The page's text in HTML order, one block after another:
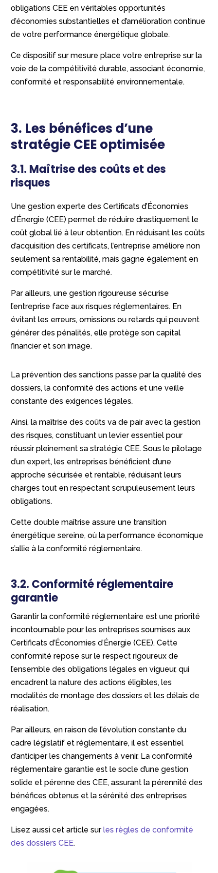
obligations CEE en véritables opportunités
d’économies substantielles et d’amélioration continue
de votre performance énergétique globale.
Ce dispositif sur mesure place votre entreprise sur la
voie de la compétitivité durable, associant économie,
conformité et responsabilité environnementale.
3. Les bénéfices d’une
stratégie CEE optimisée
3.1. Maîtrise des coûts et des
risques
Une gestion experte des Certificats d’Économies
d’Énergie (CEE) permet de réduire drastiquement le
coût global lié à leur obtention. En réduisant les coûts
d’acquisition des certificats, l’entreprise améliore non
seulement sa rentabilité, mais gagne également en
compétitivité sur le marché.
Par ailleurs, une gestion rigoureuse sécurise
l’entreprise face aux risques réglementaires. En
évitant les erreurs, omissions ou retards qui peuvent
générer des pénalités, elle protège son capital
financier et son image.
La prévention des sanctions passe par la qualité des
dossiers, la conformité des actions et une veille
constante des exigences légales.
Ainsi, la maîtrise des coûts va de pair avec la gestion
des risques, constituant un levier essentiel pour
réussir pleinement sa stratégie CEE. Sous le pilotage
d’un expert, les entreprises bénéficient d’une
approche sécurisée et rentable, réduisant leurs
charges tout en respectant scrupuleusement leurs
obligations.
Cette double maîtrise assure une transition
énergétique sereine, où la performance économique
s’allie à la conformité réglementaire.
3.2. Conformité réglementaire
garantie
Garantir la conformité réglementaire est une priorité
incontournable pour les entreprises soumises aux
Certificats d’Économies d’Énergie (CEE). Cette
conformité repose sur le respect rigoureux de
l’ensemble des obligations légales en vigueur, qui
encadrent la nature des actions éligibles, les
modalités de montage des dossiers et les délais de
réalisation.
Par ailleurs, en raison de l’évolution constante du
cadre législatif et réglementaire, il est essentiel
d’anticiper les changements à venir. La conformité
réglementaire garantie est le socle d’une gestion
solide et pérenne des CEE, assurant la pérennité des
bénéfices obtenus et la sérénité des entreprises
engagées.
Lisez aussi cet article surles règles de conformité
des dossiers CEE.